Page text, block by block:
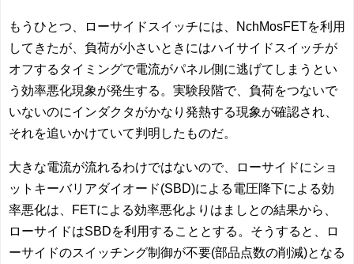
もうひとつ、ローサイドスイッチには、NchMosFETを利用
してきたが、負荷が小さいときにはハイサイドスイッチが
オフするタイミングで電流がパネル側に逃げてしまうとい
う効率悪化現象が発生する。実験段階で、負荷をつないで
いないのにインダクタがかなり発熱する現象が確認され、
それを追いかけていて判明したものだ。
大きな電流が流れるわけではないので、ローサイドにショ
ットキーバリアダイオード(SBD)による電圧降下による効
率悪化は、FETによる効率悪化よりはましとの結果から、
ローサイドはSBDを利用することとする。そうすると、ロ
ーサイドのスイッチング制御が不要(部品点数の削減)となる